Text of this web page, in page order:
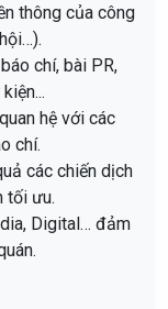
thông của công
chí, bài PR,
hệ với các
chí.
các chiến dịch
tối ưu.
Digital… đảm